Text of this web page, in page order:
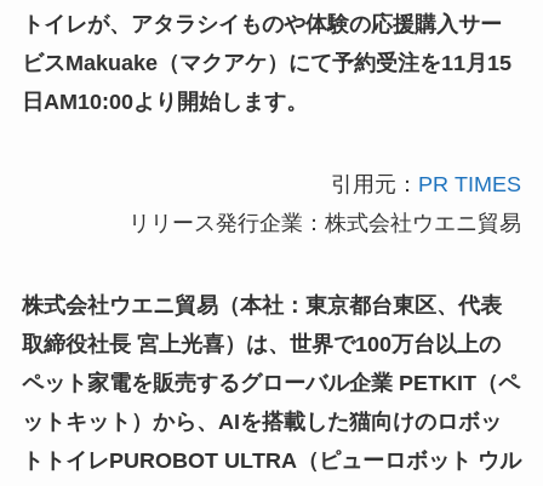
トイレが、アタラシイものや体験の応援購入サー
ビスMakuake（マクアケ）にて予約受注を11月15
日AM10:00より開始します。
引用元： PR TIMES
リリース発行企業：株式会社ウエニ貿易
株式会社ウエニ貿易（本社：東京都台東区、代表
取締役社長 宮上光喜）は、世界で100万台以上の
ペット家電を販売するグローバル企業 PETKIT（ペ
ットキット）から、AIを搭載した猫向けのロボッ
トトイレPUROBOT ULTRA（ピューロボット ウル